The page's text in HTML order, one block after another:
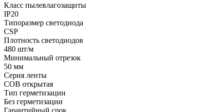
Класс пылевлагозащиты
IP20
Типоразмер светодиода
CSP
Плотность светодиодов
480 шт/м
Минимальный отрезок
50 мм
Серия ленты
COB открытая
Тип герметизации
Без герметизации
Гарантийный срок